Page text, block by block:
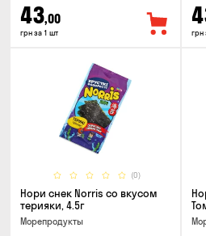
43,00
грн за 1 шт грн
(0)
Нори снек Norris со вкусом
терияки, 4.5г
Морепродукты